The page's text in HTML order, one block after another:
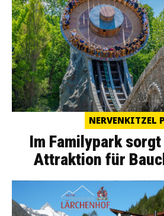
NERVENKITZEL
Im Familypark
Attraktion für